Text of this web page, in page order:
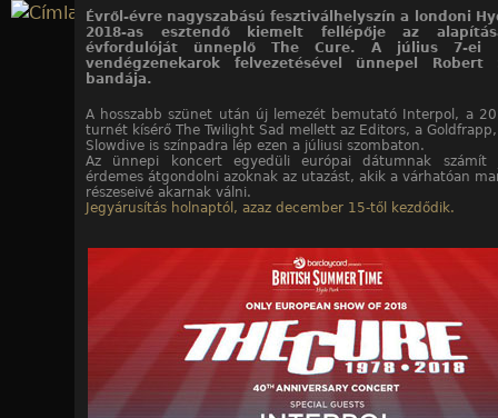
Jump to navigation
Évről-évre nagyszabású fesztiválhelyszín a londoni
2018-as esztendő kiemelt fellépője az
évfordulóját ünneplő The Cure. A július 7-ei
vendégzenekarok felvezetésével ünnepel
bandája.
A hosszabb szünet után új lemezét bemutató Interpol, a
turnét kísérő The Twilight Sad mellett az Editors, a Goldfrapp,
Slowdive is színpadra lép ezen a júliusi szombaton.
Az ünnepi koncert egyedüli európai dátumnak számít
érdemes átgondolni azoknak az utazást, akik a várhatóan
részeseivé akarnak válni.
Jegyárusítás holnaptól, azaz december 15-től kezdődik.